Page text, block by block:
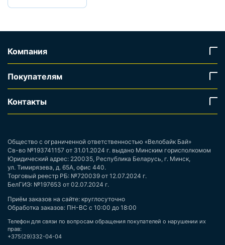
Компания
Покупателям
Контакты
Общество с ограниченной ответственностью «Велобайк Бай»
Св-во №193741157 от 31.01.2024 г. выдано Минским горисполкомом
Юридический адрес: 220035, Республика Беларусь, г. Минск,
ул. Тимирязева, д. 65А, офис 440.
Торговый реестр РБ: №720039 от 12.07.2024 г.
БелГИЭ: №197653 от 02.07.2024 г.
Приём заказов на сайте: круглосуточно
Обработка заказов: ПН-ВС с 10:00 до 18:00
Телефон для связи по вопросам обращения покупателей о нарушении их
прав:
+375(29)332-04-04